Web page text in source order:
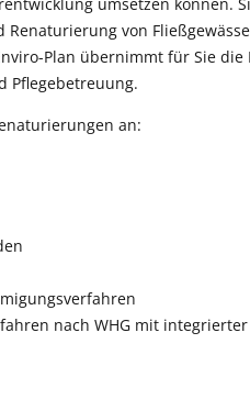
von
Plan übernimmt für Sie die
Pflegebetreuung.
an:
nach WHG mit